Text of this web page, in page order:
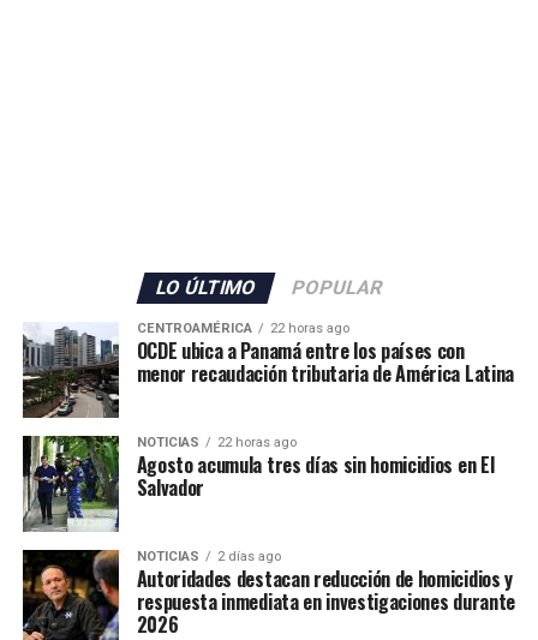
agentes adicionales, que se sumarán a los 80 efectivos ya
desplegados en el territorio.
Además, las autoridades anunciaron el envío de grupos
de buceadores y embarcaciones del Servicio Marítimo de
la Guardia Civil para apoyar las labores de vigilancia y
respuesta ante nuevos intentos de ingreso irregular.
La situación mantiene en alerta a las autoridades
españolas, mientras continúan las gestiones para
atender la emergencia migratoria y reforzar el control
fronterizo.
LO ÚLTIMO POPULAR
CENTROAMÉRICA 22 horas ago
OCDE ubica a Panamá entre los países con
menor recaudación tributaria de América Latina
NOTICIAS 22 horas ago
Agosto acumula tres días sin homicidios en El
Salvador
NOTICIAS 2 días ago
Autoridades destacan reducción de homicidios y
respuesta inmediata en investigaciones durante
2026